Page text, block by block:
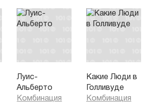
Луис-
Альберто
Комбинация
Какие Люди в
Голливуде
Комбинация